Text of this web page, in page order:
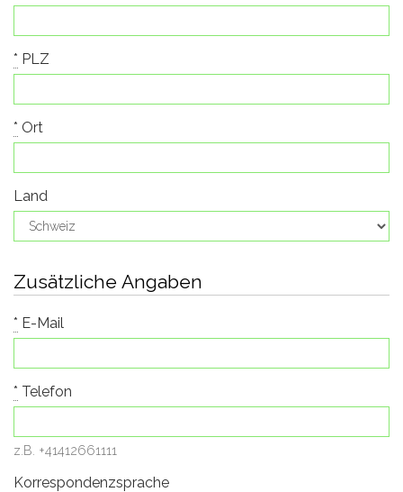
* PLZ
* Ort
Land
Zusätzliche Angaben
* E-Mail
* Telefon
z.B. +41412661111
Korrespondenzsprache